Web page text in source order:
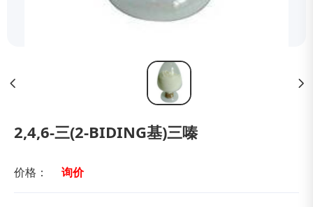
2,4,6-三(2-BIDING基)三嗪
价格： 询价